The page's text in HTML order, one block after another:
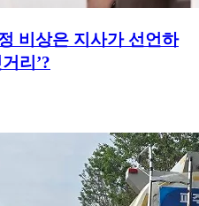
비상은 지사가 선언하
리’?